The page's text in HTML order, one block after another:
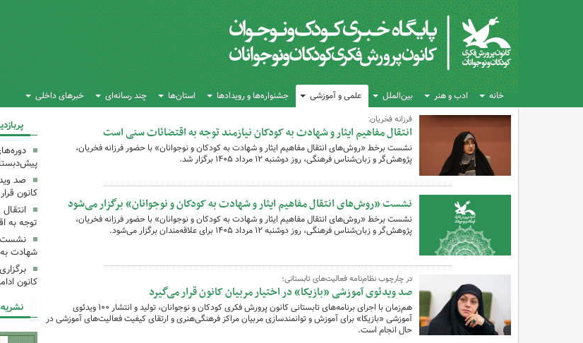
خانه ادب و هنر بین‌الملل علمی و آموزشی جشنواره‌ها و رویدادها استان‌ها چند رسانه‌ای خبرهای داخلی
فرزانه فخریان:
انتقال مفاهیم ایثار و شهادت به کودکان نیازمند توجه به اقتضائات سنی است
نشست برخط «روش‌های انتقال مفاهیم ایثار و شهادت به کودکان و نوجوانان» با حضور فرزانه فخریان،
پژوهش‌گر و زبان‌شناس فرهنگی، روز دوشنبه ۱۲ مرداد ۱۴۰۵ برگزار شد.
نشست «روش‌های انتقال مفاهیم ایثار و شهادت به کودکان و نوجوانان» برگزار می‌شود
نشست برخط «روش‌های انتقال مفاهیم ایثار و شهادت به کودکان و نوجوانان» با حضور فرزانه فخریان،
پژوهش‌گر و زبان‌شناس فرهنگی، روز دوشنبه ۱۲ مرداد ۱۴۰۵ برای علاقه‌مندان برگزار می‌شود.
در چارچوب نظام‌نامه فعالیت‌های تابستانی؛
‌صد ویدئوی آموزشی «بازیکا» در اختیار مربیان کانون قرار می‌گیرد
هم‌زمان با اجرای برنامه‌های تابستانی کانون پرورش فکری کودکان و نوجوانان، تولید و انتشار ۱۰۰ ویدئوی
آموزشی «بازیکا» برای آموزش و توانمندسازی مربیان مراکز فرهنگی‌هنری و ارتقای کیفیت فعالیت‌های آموزشی در
حال انجام است.
‌صد
کانون
توجه به
نشست
شهادت به
کانون